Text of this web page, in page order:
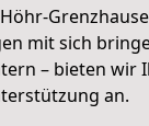
mit sich
– bieten wir
an.